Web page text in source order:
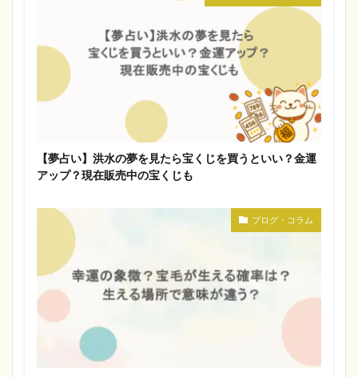
【夢占い】洪水の夢を見たら宝くじを買うといい？金運
アップ？現在販売中の宝くじも
ブログ・コラム